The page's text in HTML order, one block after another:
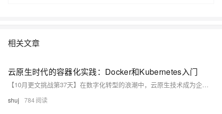
容器中并行运行和管理应用，获得更好的计算密度。企业利用Docker可以
Linux和Windows Server应用发布新功能。 在本套课程中，我们将全面的
开发的微服务应用。本课程由黑马程序员提供。 &nbsp; &nbsp; 相关的阿
里云产品：容器服务 ACK 容器服务 Kubernetes 版（简称 ACK）提供高
相关文章
云原生时代的容器化实践：Docker和Kubernetes入门
【10月更文挑战第37天】在数字化转型的浪潮中，云原生技术成为企业提升敏捷性和效率的关键。本篇文章将引导读者了解如何利用Docker进行容器化打包及部署，以及Kubernetes集群管理的基础操作，帮助初学者快速入门云原生的世界。通过实际案例分析，我们将深入探讨这些技术在现代IT架构中的应用与影响。
shuj 784